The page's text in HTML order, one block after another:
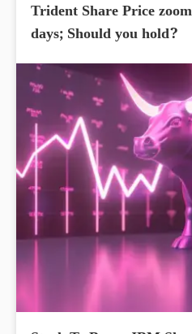
Trident Share Price
days; Should you hold?